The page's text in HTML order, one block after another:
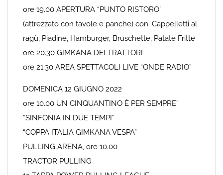
ore 19.00 APERTURA “PUNTO RISTORO”
(attrezzato con tavole e panche) con: Cappelletti al
ragù, Piadine, Hamburger, Bruschette, Patate Fritte
ore 20.30 GIMKANA DEI TRATTORI
ore 21.30 AREA SPETTACOLI LIVE “ONDE RADIO”
DOMENICA 12 GIUGNO 2022
ore 10.00 UN CINQUANTINO È PER SEMPRE”
“SINFONIA IN DUE TEMPI”
“COPPA ITALIA GIMKANA VESPA”
PULLING ARENA, ore 10.00
TRACTOR PULLING